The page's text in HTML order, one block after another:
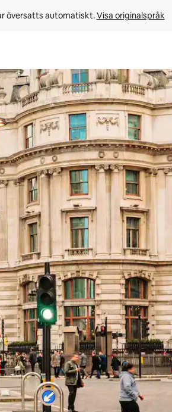
översatts automatiskt. Visa originalspråk
utforska genom att trycka eller svepa.